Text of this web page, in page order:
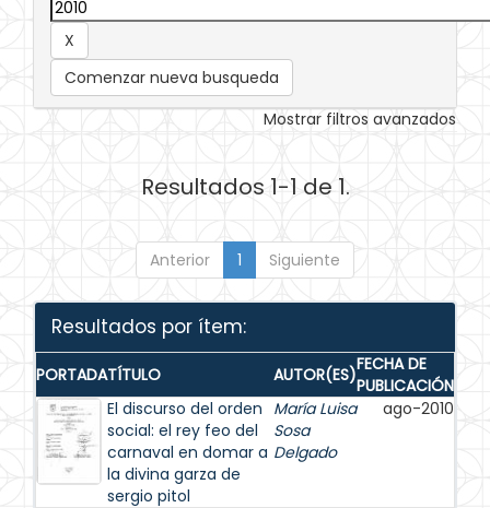
Comenzar nueva busqueda
Mostrar filtros avanzados
Resultados 1-1 de 1.
Anterior 1 Siguiente
Resultados por ítem:
PORTADATÍTULO AUTOR(ES)FECHA DE
PUBLICACIÓN
El discurso del orden
social: el rey feo del
carnaval en domar a
la divina garza de
sergio pitol
María Luisa
Sosa
Delgado
ago-2010